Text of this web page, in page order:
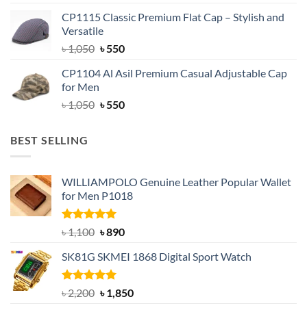
was:
৳ 1,500.
is:
CP1115 Classic Premium Flat Cap – Stylish and
Versatile
৳1,050 Original
was:
৳550Current
is:
CP1104 Al Asil Premium Casual Adjustable Cap
for Men
৳1,050 Original
৳550Current
BEST SELLING
WILLIAMPOLO Genuine Leather Popular Wallet
for Men P1018
Rated5.00
out of 5
৳1,100 Original
was:
৳ 1,100.
৳890Current
is:
SK81G SKMEI 1868 Digital Sport Watch
Rated5.00
out of 5
৳2,200 Original
৳1,850Current